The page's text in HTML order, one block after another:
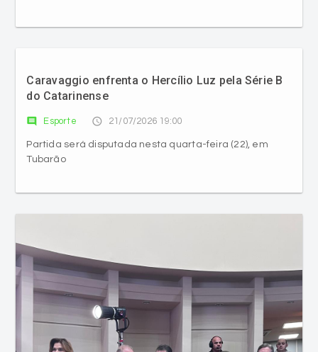
Caravaggio enfrenta o Hercílio Luz pela Série B
do Catarinense
comment Esporte access_time 21/07/2026 19:00
Partida será disputada nesta quarta-feira (22), em
Tubarão